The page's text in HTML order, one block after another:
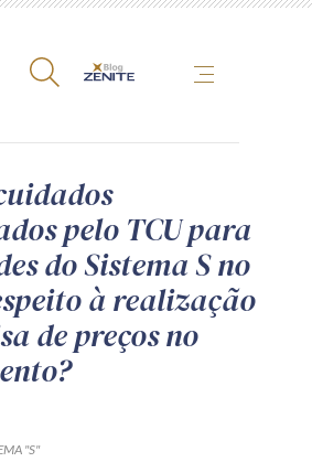
A Zênite
publicar conosco
Site da Zênite
Contato
Termos de uso
de Privacidade
pelo TCU para
do Sistema S no
à realização
de preços no
"S"